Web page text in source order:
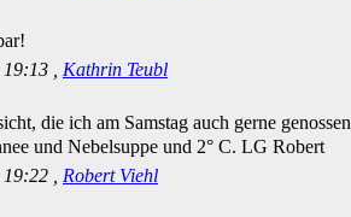
, Kathrin Teubl
die ich am Samstag auch gerne
und Nebelsuppe und 2° C. LG Robert
, Robert Viehl